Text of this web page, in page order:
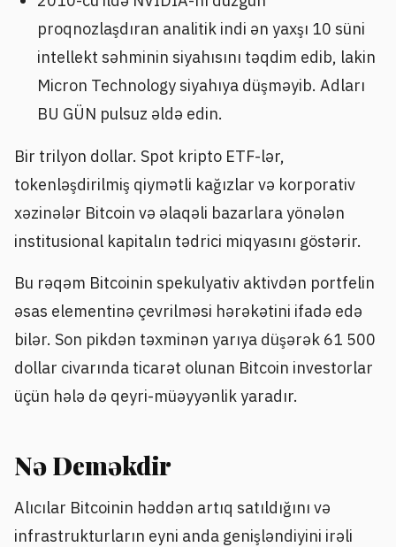
proqnozlaşdıran analitik indi ən yaxşı 10 süni
intellekt səhminin siyahısını təqdim edib, lakin
Micron Technology siyahıya düşməyib. Adları
BU GÜN pulsuz əldə edin.
Bir trilyon dollar. Spot kripto ETF-lər,
tokenləşdirilmiş qiymətli kağızlar və korporativ
xəzinələr Bitcoin və əlaqəli bazarlara yönələn
institusional kapitalın tədrici miqyasını göstərir.
Bu rəqəm Bitcoinin spekulyativ aktivdən portfelin
əsas elementinə çevrilməsi hərəkətini ifadə edə
bilər. Son pikdən təxminən yarıya düşərək 61 500
dollar civarında ticarət olunan Bitcoin investorlar
üçün hələ də qeyri-müəyyənlik yaradır.
Nə Deməkdir
Alıcılar Bitcoinin həddən artıq satıldığını və
infrastrukturların eyni anda genişləndiyini irəli